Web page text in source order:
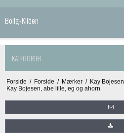
Bolig-Kilden
KATEGORIER
Forside / Forside / Mærker / Kay Bojesen
Kay Bojesen, abe lille, eg og ahorn